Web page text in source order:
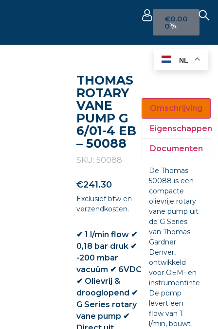
€0.00
0
THOMAS
ROTARY
VANE
PUMP G
6/01-4 EB
– 50088
SKU: 50088
€241.30
Exclusief btw en
verzendkosten.
✔ 1 l/min flow ✔
0,18 bar druk ✔
-200 mbar
vacuüm ✔ 6VDC
✔ Olievrij &
drooglopend ✔
G Series rotary
vane pump ✔
Omschrijving
Eigenschappen
Documenten
De Thomas
50088 is een
compacte
olievrije rotary
vane pump uit
de G Series
van Thomas
Gardner
Denver,
ontwikkeld
voor OEM- en
De pomp
levert een
flow van 1
l/min, bouwt
NL